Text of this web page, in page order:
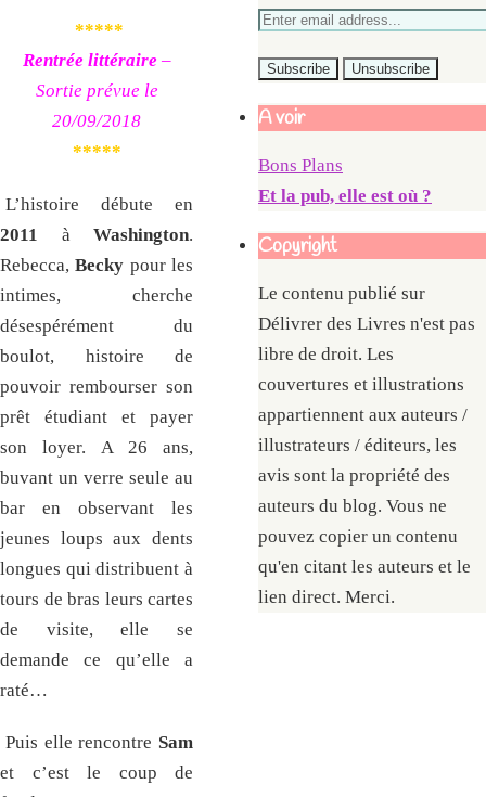
*****
Rentrée littéraire –
Sortie prévue le
20/09/2018
*****
L’histoire débute en
2011
à Washington.
Rebecca,Becky pour les
intimes, cherche
désespérément du
boulot, histoire de
pouvoir rembourser son
prêt étudiant et payer
son loyer. A 26 ans,
buvant un verre seule au
bar en observant les
jeunes loups aux dents
longues qui distribuent à
tours de bras leurs cartes
de visite, elle se
demande ce qu’elle a
raté…
Puis elle rencontre Sam
et c’est le coup de
A voir
Bons Plans
Et la pub, elle est où ?
Copyright
Le contenu publié sur
Délivrer des Livres n'est pas
libre de droit. Les
couvertures et illustrations
appartiennent aux auteurs /
illustrateurs / éditeurs, les
avis sont la propriété des
auteurs du blog. Vous ne
pouvez copier un contenu
qu'en citant les auteurs et le
lien direct. Merci.